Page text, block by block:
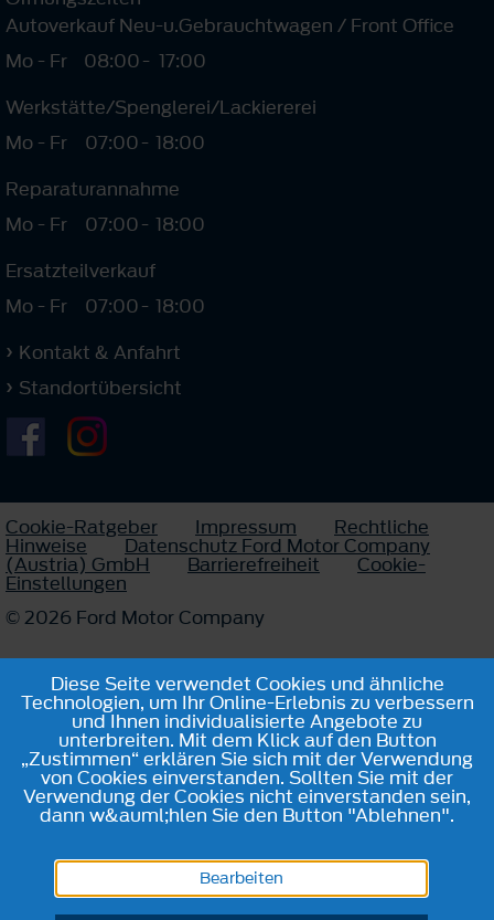
Autoverkauf Neu-u.Gebrauchtwagen / Front Office
Mo - Fr
08:00- 17:00
Werkstätte/Spenglerei/Lackiererei
Mo - Fr
07:00- 18:00
Reparaturannahme
Mo - Fr
07:00- 18:00
Ersatzteilverkauf
Mo - Fr
07:00- 18:00
Kontakt & Anfahrt
Standortübersicht
Cookie-Ratgeber Impressum Rechtliche
Hinweise Datenschutz Ford Motor Company
(Austria) GmbH Barrierefreiheit Cookie-
Einstellungen
© 2026 Ford Motor Company
Diese Seite verwendet Cookies und ähnliche
Technologien, um Ihr Online-Erlebnis zu verbessern
und Ihnen individualisierte Angebote zu
unterbreiten. Mit dem Klick auf den Button
„Zustimmen“ erklären Sie sich mit der Verwendung
von Cookies einverstanden. Sollten Sie mit der
Verwendung der Cookies nicht einverstanden sein,
dann w&auml;hlen Sie den Button "Ablehnen".
Bearbeiten